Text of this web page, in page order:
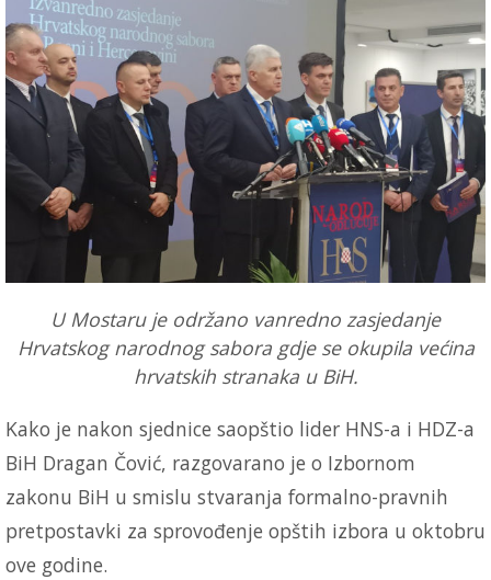
U Mostaru je održano vanredno zasjedanje
Hrvatskog narodnog sabora gdje se okupila većina
hrvatskih stranaka u BiH.
Kako je nakon sjednice saopštio lider HNS-a i HDZ-a
BiH Dragan Čović, razgovarano je o Izbornom
zakonu BiH u smislu stvaranja formalno-pravnih
pretpostavki za sprovođenje opštih izbora u oktobru
ove godine.